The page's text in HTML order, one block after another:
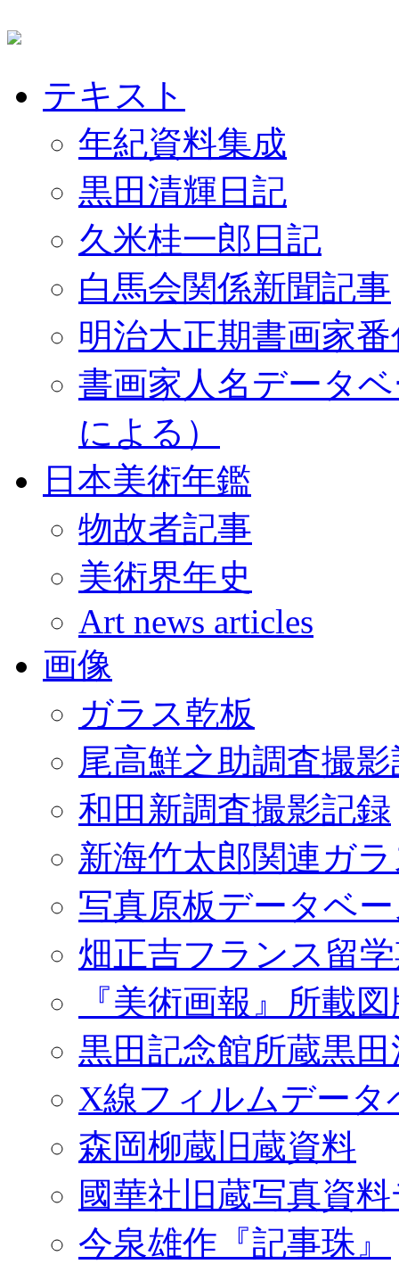
テキスト
年紀資料集成
黒田清輝日記
久米桂一郎日記
白馬会関係新聞記事
明治大正期書画家
書画家人名データ
による）
日本美術年鑑
物故者記事
美術界年史
Art news articles
画像
ガラス乾板
尾高鮮之助調査撮
和田新調査撮影記録
新海竹太郎関連ガ
写真原板データベ
畑正吉フランス留
『美術画報』所載
黒田記念館所蔵黒
X線フィルムデータ
森岡柳蔵旧蔵資料
國華社旧蔵写真資
今泉雄作『記事珠』